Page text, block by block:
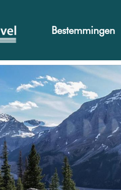
Bestemmingen